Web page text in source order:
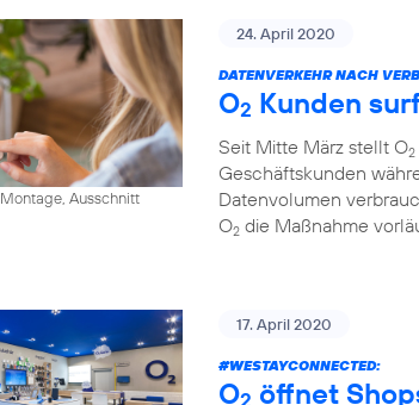
Montage, Ausschnitt
24. April 2020
DATENVERKEHR NACH
O2 Kunden
Seit Mitte März stellt O2
Geschäftskunden
Datenvolumen
O2 die Maßnahme
17. April 2020
#WESTAYCONNECTED:
O2 öffnet